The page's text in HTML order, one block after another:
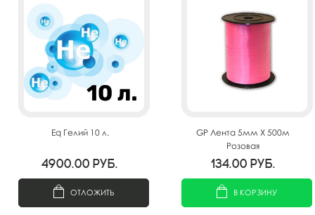
Eq Гелий 10 л.
4900.00 руб.
ОТЛОЖИТЬ
GP Лента 5мм X 500м
Розовая
134.00 руб.
В КОРЗИНУ